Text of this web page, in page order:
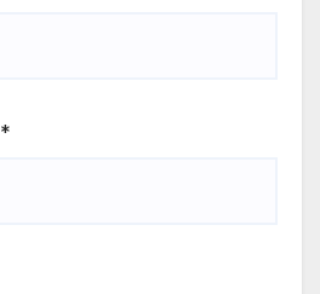
*